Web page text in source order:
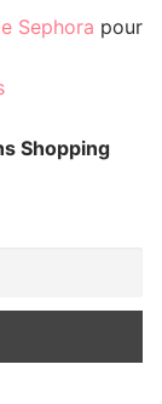
Sephora pour
Shopping